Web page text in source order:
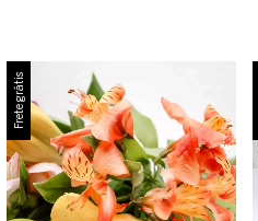
Frete grátis